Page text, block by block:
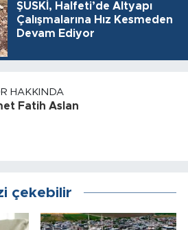
ŞUSKİ, Halfeti’de Altyapı
Çalışmalarına Hız Kesmeden
Devam Ediyor
HAKKINDA
Fatih Aslan
çekebilir